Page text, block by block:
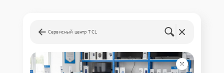
Сервисный центр TCL